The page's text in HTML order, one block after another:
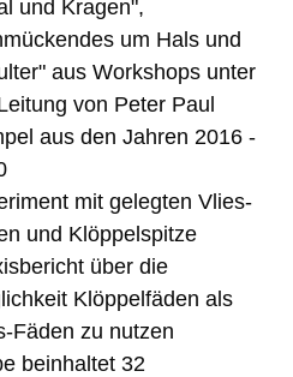
und Kragen",
um Hals und
aus Workshops unter
von Peter Paul
aus den Jahren 2016 -
mit gelegten Vlies-
und Klöppelspitze
über die
Klöppelfäden als
Fäden zu nutzen
beinhaltet 32